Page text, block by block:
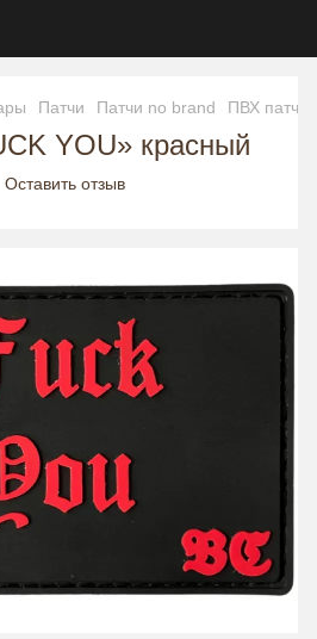
Патчи Патчи no brand ПВХ патч
YOU» красный
Оставить отзыв